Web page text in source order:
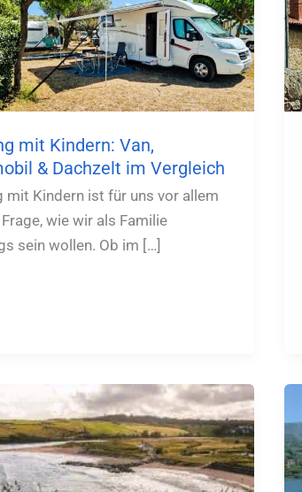
mit Kindern: Van,
& Dachzelt im Vergleich
mit Kindern ist für uns vor allem
wie wir als Familie
sein wollen. Ob im […]